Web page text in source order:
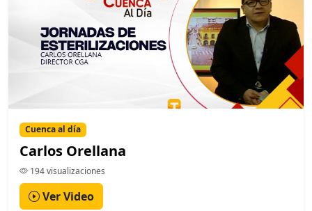
Cuenca al día
Carlos Orellana
194 visualizaciones
Ver Video